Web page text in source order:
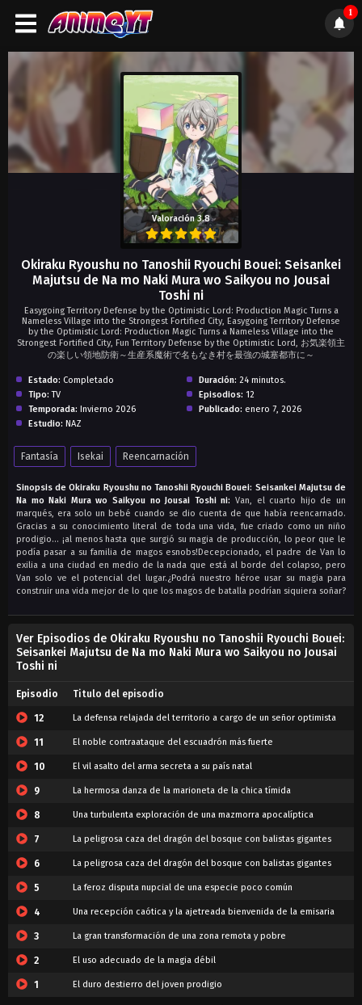
1
Valoración 3.8
Okiraku Ryoushu no Tanoshii Ryouchi Bouei: Seisankei
Majutsu de Na mo Naki Mura wo Saikyou no Jousai
Toshi ni
Easygoing Territory Defense by the Optimistic Lord: Production Magic Turns a
Nameless Village into the Strongest Fortified City, Easygoing Territory Defense
by the Optimistic Lord: Production Magic Turns a Nameless Village into the
Strongest Fortified City, Fun Territory Defense by the Optimistic Lord, お気楽領主
の楽しい領地防衛～生産系魔術で名もなき村を最強の城塞都市に～
Estado: Completado
Tipo: TV
Temporada: Invierno 2026
Estudio: NAZ
Duración: 24 minutos.
Episodios: 12
Publicado: enero 7, 2026
Fantasía Isekai Reencarnación
Sinopsis de Okiraku Ryoushu no Tanoshii Ryouchi Bouei: Seisankei Majutsu de
Na mo Naki Mura wo Saikyou no Jousai Toshi ni: Van, el cuarto hijo de un
marqués, era solo un bebé cuando se dio cuenta de que había reencarnado.
Gracias a su conocimiento literal de toda una vida, fue criado como un niño
prodigio… ¡al menos hasta que surgió su magia de producción, lo peor que le
podía pasar a su familia de magos esnobs!Decepcionado, el padre de Van lo
exilia a una ciudad en medio de la nada que está al borde del colapso, pero
Van solo ve el potencial del lugar.¿Podrá nuestro héroe usar su magia para
construir una vida mejor de lo que los magos de batalla podrían siquiera soñar?
Ver Episodios de Okiraku Ryoushu no Tanoshii Ryouchi Bouei:
Seisankei Majutsu de Na mo Naki Mura wo Saikyou no Jousai
Toshi ni
Episodio Titulo del episodio
12 La defensa relajada del territorio a cargo de un señor optimista
11 El noble contraataque del escuadrón más fuerte
10 El vil asalto del arma secreta a su país natal
9 La hermosa danza de la marioneta de la chica tímida
8 Una turbulenta exploración de una mazmorra apocalíptica
7 La peligrosa caza del dragón del bosque con balistas gigantes
6 La peligrosa caza del dragón del bosque con balistas gigantes
5 La feroz disputa nupcial de una especie poco común
4 Una recepción caótica y la ajetreada bienvenida de la emisaria
3 La gran transformación de una zona remota y pobre
2 El uso adecuado de la magia débil
1 El duro destierro del joven prodigio